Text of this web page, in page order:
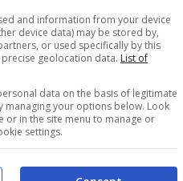
and information from your device
device data) may be stored by,
or used specifically by this
geolocation data. List of
data on the basis of legitimate
managing your options below. Look
in the site menu to manage or
settings.